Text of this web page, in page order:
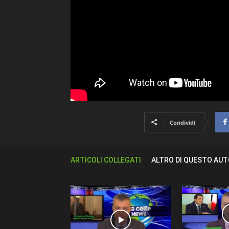
Condividi
ARTICOLI COLLEGATI ALTRO DI QUESTO